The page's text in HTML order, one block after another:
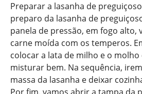
Preparar a lasanha de
preparo da lasanha de
panela de pressão, em fogo alto,
carne moída com os temperos.
colocar a lata de milho e o
misturar bem. Na sequência,
massa da lasanha e deixar